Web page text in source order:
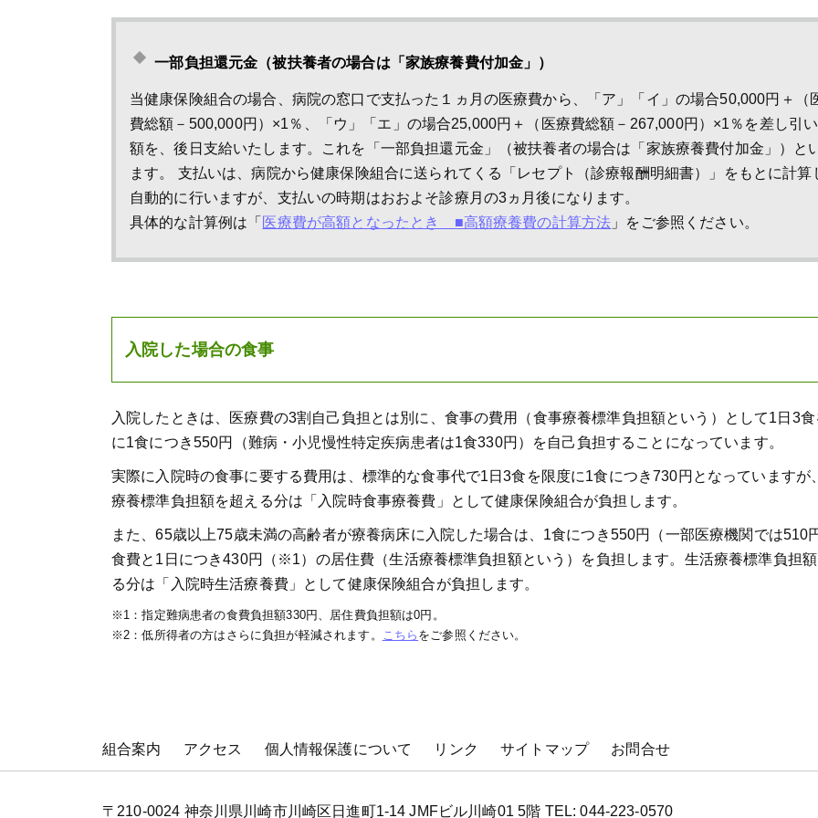
一部負担還元金（被扶養者の場合は「家族療養費付加金」）
当健康保険組合の場合、病院の窓口で支払った１ヵ月の医療費から、「ア」「イ」の場合50,000円＋（
費総額－500,000円）×1％、「ウ」「エ」の場合25,000円＋（医療費総額－267,000円）×1％を差し引
額を、後日支給いたします。これを「一部負担還元金」（被扶養者の場合は「家族療養費付加金」）と
ます。 支払いは、病院から健康保険組合に送られてくる「レセプト（診療報酬明細書）」をもとに計算
自動的に行いますが、支払いの時期はおおよそ診療月の3ヵ月後になります。
具体的な計算例は「 医療費が高額となったとき ■高額療養費の計算方法 」をご参照ください。
入院した場合の食事
入院したときは、医療費の3割自己負担とは別に、食事の費用（食事療養標準負担額という）として1日3
に1食につき550円（難病・小児慢性特定疾病患者は1食330円）を自己負担することになっています。
実際に入院時の食事に要する費用は、標準的な食事代で1日3食を限度に1食につき730円となっていますが
療養標準負担額を超える分は「入院時食事療養費」として健康保険組合が負担します。
また、65歳以上75歳未満の高齢者が療養病床に入院した場合は、1食につき550円（一部医療機関では510
食費と1日につき430円（※1）の居住費（生活療養標準負担額という）を負担します。生活療養標準負担額
る分は「入院時生活療養費」として健康保険組合が負担します。
※1：指定難病患者の食費負担額330円、居住費負担額は0円。
※2：低所得者の方はさらに負担が軽減されます。 こちら をご参照ください。
組合案内 アクセス 個人情報保護について リンク サイトマップ お問合せ
〒210-0024 神奈川県川崎市川崎区日進町1-14 JMFビル川崎01 5階 TEL: 044-223-0570